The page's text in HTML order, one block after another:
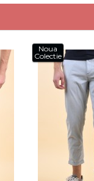
Noua
Colectie